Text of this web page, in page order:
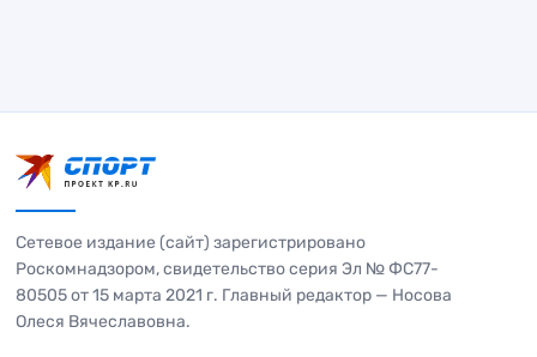
Сетевое издание (сайт) зарегистрировано
Роскомнадзором, свидетельство серия Эл № ФС77-
80505 от 15 марта 2021 г. Главный редактор — Носова
Олеся Вячеславовна.